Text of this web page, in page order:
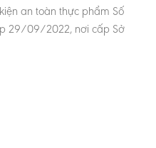
an toàn thực phẩm Số
29/09/2022, nơi cấp Sở